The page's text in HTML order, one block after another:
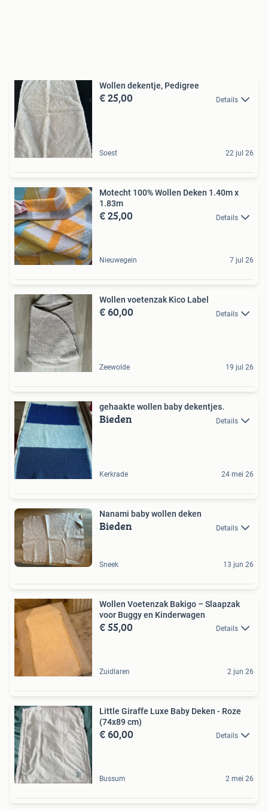
Wollen dekentje, Pedigree
€ 25,00 Details
Soest 22 jul 26
Motecht 100% Wollen Deken 1.40m x
1.83m
€ 25,00 Details
Nieuwegein 7 jul 26
Wollen voetenzak Kico Label
€ 60,00 Details
Zeewolde 19 jul 26
gehaakte wollen baby dekentjes.
Bieden Details
Kerkrade 24 mei 26
Nanami baby wollen deken
Bieden Details
Sneek 13 jun 26
Wollen Voetenzak Bakigo – Slaapzak
voor Buggy en Kinderwagen
€ 55,00 Details
Zuidlaren 2 jun 26
Little Giraffe Luxe Baby Deken - Roze
(74x89 cm)
€ 60,00 Details
Bussum 2 mei 26